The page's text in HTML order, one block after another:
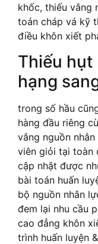
khốc, thiếu vắng
toán cháp vá kỹ
điều khôn xiết
Thiếu hụt
hạng
trong số hầu
hàng đầu riêng
vắng nguồn
viên giỏi tại toàn
cập nhật được
bài toán huấn
bộ nguồn nhân
đem lại nhu cầu
cao đẳng khôn
trình huấn luyện